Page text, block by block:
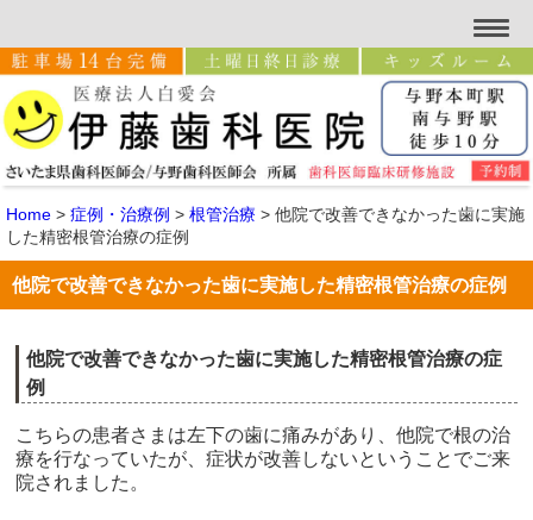
Home > 症例・治療例 > 根管治療 > 他院で改善できなかった歯に実施
した精密根管治療の症例
他院で改善できなかった歯に実施した精密根管治療の症例
他院で改善できなかった歯に実施した精密根管治療の症
例
こちらの患者さまは左下の歯に痛みがあり、他院で根の治
療を行なっていたが、症状が改善しないということでご来
院されました。